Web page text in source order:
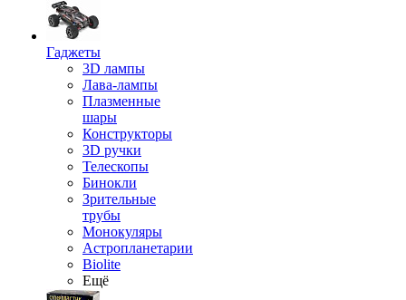
Гаджеты
3D лампы
Лава-лампы
Плазменные
шары
Конструкторы
3D ручки
Телескопы
Бинокли
Зрительные
трубы
Монокуляры
Астропланетарии
Biolite
Ещё